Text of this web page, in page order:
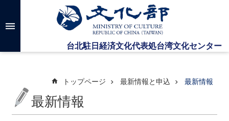
メインのコンテンツブロックにジャンプします
高
検
台
トップページ 最新情報と申込 最新情報
最新情報